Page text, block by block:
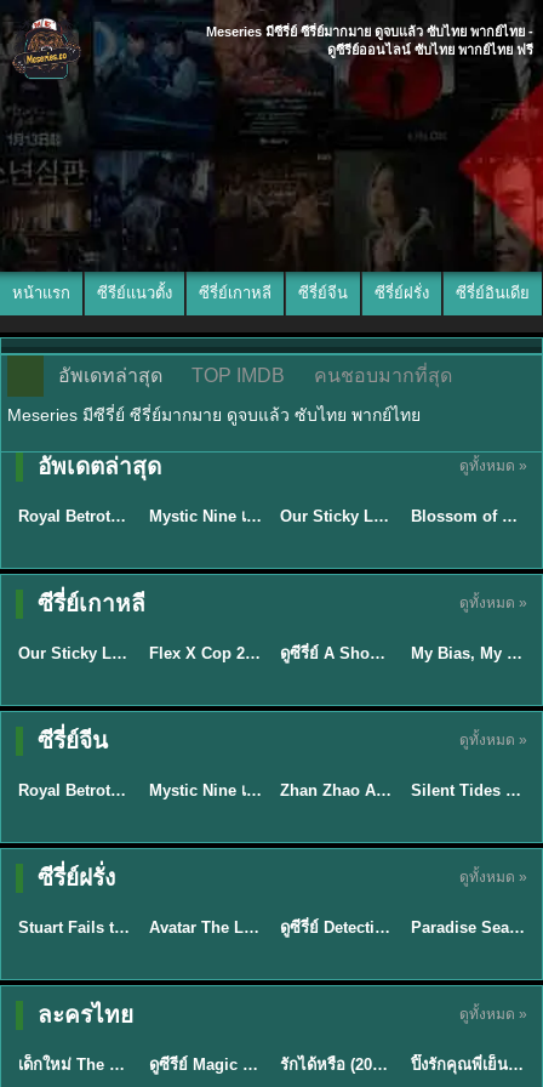
Meseries มีซีรี่ย์ ซีรี่ย์มากมาย ดูจบแล้ว ซับไทย พากย์ไทย -
ดูซีรีย์ออนไลน์ ซับไทย พากย์ไทย ฟรี
หน้าแรก ซีรีย์แนวตั้ง ซีรี่ย์เกาหลี ซีรี่ย์จีน ซีรี่ย์ฝรั่ง ซีรี่ย์อินเดีย
อัพเดทล่าสุด TOP IMDB คนชอบมากที่สุด
Meseries มีซีรี่ย์ ซีรี่ย์มากมาย ดูจบแล้ว ซับไทย พากย์ไทย
อัพเดตล่าสุด ดูทั้งหมด »
★9
ซับไทย
Royal Betrothal (2026) สัญญาวิวาห์แห่งราชวงศ์ พากย์ไทย ซับไทย EP1-32 ★9
พากย์ไทย/ซับ
Mystic Nine เก้าสกุล (2026) พากย์ไทย ซับไทย EP.1-30 ★6 Our Sticky Love รักติดหนึบ (2026) พากย์ไทย ซับไทย EP.1-12
ซับไทย
Blossom of Power (2026) บุหงาซ่อนคม พากย์ไทย ซับไทย EP1-36
ซีรี่ย์เกาหลี ดูทั้งหมด »
★6
ซับไทย
Our Sticky Love รักติดหนึบ (2026) พากย์ไทย ซับไทย EP.1-12 ★8 Flex X Cop 2 คุณชายสายสืบ ซีซั่น 2 (2026) พากย์ไทย ซับไทย EP.1-14 ★8 EP.16ดูซีรี่ย์ A Shop for Killers 2 ร้านลับนักฆ่า ซีซัน 2 (2026) ซับไทย-พากย์ไทย
ซับไทย
My Bias, My Boss เมื่อเมนฉันเป็นประธานบริษัท (2026) พากย์ไทย ซับไทย EP.1-12
ซีรี่ย์จีน ดูทั้งหมด »
★9
ซับไทย
Royal Betrothal (2026) สัญญาวิวาห์แห่งราชวงศ์ พากย์ไทย ซับไทย EP1-32 ★9 Mystic Nine เก้าสกุล (2026) พากย์ไทย ซับไทย EP.1-30 ★5 Zhan Zhao Adventures จั่นเจาตะลุยยุทธภพ (2026) พากย์ไทย ซับไทย EP.1-37 (จบ) ★9.5
พากย์ไทย
Silent Tides คลื่นลมลวง (2025) พากย์ไทย ซับไทย EP.1-31
ซีรี่ย์ฝรั่ง ดูทั้งหมด »
★9.3
พากย์ไทย
Stuart Fails to Save the Universe สจ๊วตล่มแผนกู้จักรวาล (2026) พากย์ไทย ซับไทย EP.1-10 ★7.8 EP.7Avatar The Last Airbender 2 เณรน้อยเจ้าอภินิหาร พากย์ไทย EP.9ดูซีรี่ย์ Detective Hole (2026) พากย์ไทย HD ฟรี อัปเดตล่าสุด Netflix EP.8
พากย์ไทย
Paradise Season 2 (2026) พากย์ไทย EP1-8 ดูซีรี่ย์ฝรั่ง HD ครบทุกตอน
ละครไทย ดูทั้งหมด »
★ 8 EP.6
พากย์ไทย
เด็กใหม่ The Reset 2026 EP1-6 พากย์ไทย ดูซีรี่ย์ Netflix ล่าสุด HD ดูซีรีย์ Magic Move (2026) ทำนายทายรัก Thai EP.1-10 HD รักได้หรือ (2026) YOUNG Let's Begin Again พากย์ไทย EP.1-19 ★8
พากย์ไทย
ปิ๊งรักคุณพี่เย็นชา (2026) Frozen Valentine EP.1-10 (จบ)